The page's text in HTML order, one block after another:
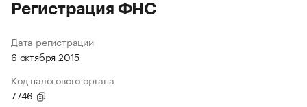
Регистрация ФНС
Дата регистрации
6 октября 2015
Код налогового органа
7746